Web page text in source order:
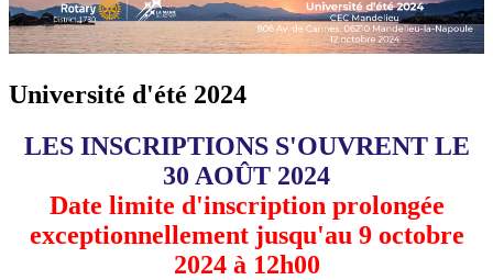
Université d'été 2024
LES INSCRIPTIONS S'OUVRENT LE
30 AOÛT 2024
Date limite d'inscription prolongée
exceptionnellement jusqu'au 9 octobre
2024 à 12h00